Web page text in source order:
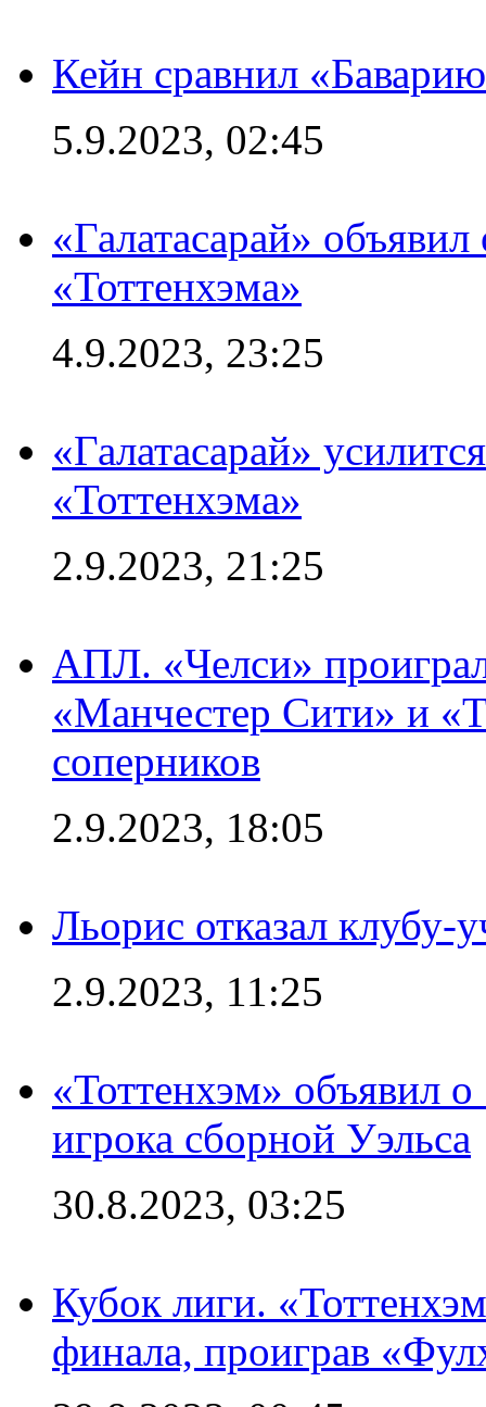
Кейн сравнил
5.9.2023, 02:45
«Галатасарай»
«Тоттенхэма»
4.9.2023, 23:25
«Галатасарай»
«Тоттенхэма»
2.9.2023, 21:25
АПЛ. «Челси»
«Манчестер Сити» и
соперников
2.9.2023, 18:05
Льорис отказал клубу-
2.9.2023, 11:25
«Тоттенхэм» объявил
игрока сборной Уэльса
30.8.2023, 03:25
Кубок лиги.
финала, проиграв